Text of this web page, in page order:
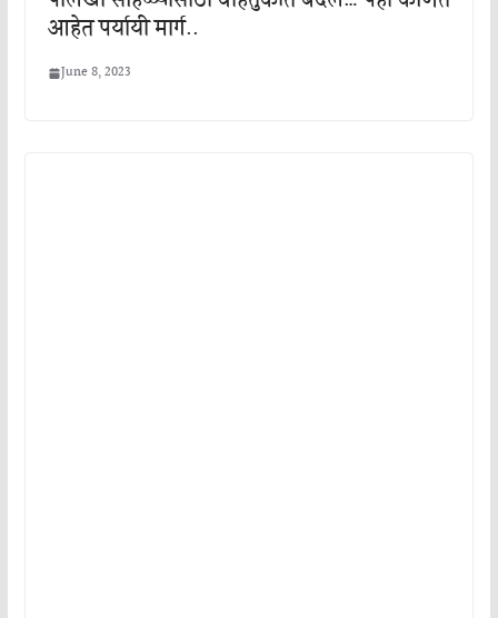
आहेत पर्यायी मार्ग..
June 8, 2023